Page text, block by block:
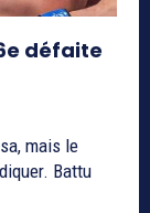
défaite
mais le
Battu